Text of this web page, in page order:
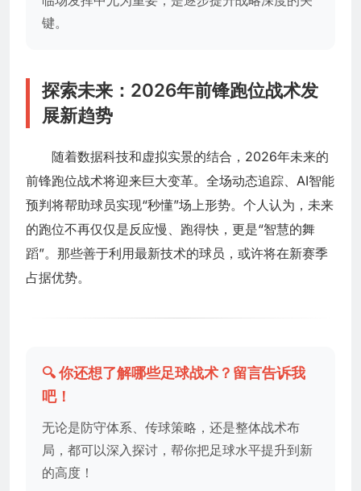
键。
探索未来：2026年前锋跑位战术发
展新趋势
随着数据科技和虚拟实景的结合，2026年未来的
前锋跑位战术将迎来巨大变革。全场动态追踪、AI智能
预判将帮助球员实现“秒懂”场上形势。个人认为，未来
的跑位不再仅仅是反应慢、跑得快，更是“智慧的舞
蹈”。那些善于利用最新技术的球员，或许将在新赛季
占据优势。
🔍 你还想了解哪些足球战术？留言告诉我
吧！
无论是防守体系、传球策略，还是整体战术布
局，都可以深入探讨，帮你把足球水平提升到新
的高度！